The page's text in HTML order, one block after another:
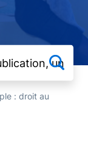
: droit au